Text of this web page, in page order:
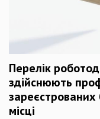
Перелік
здійснюють
місці